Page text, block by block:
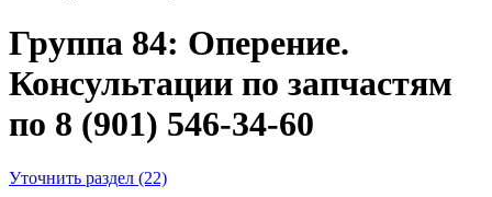
Группа 84: Оперение.
Консультации по запчастям
по 8 (901) 546-34-60
Уточнить раздел (22)